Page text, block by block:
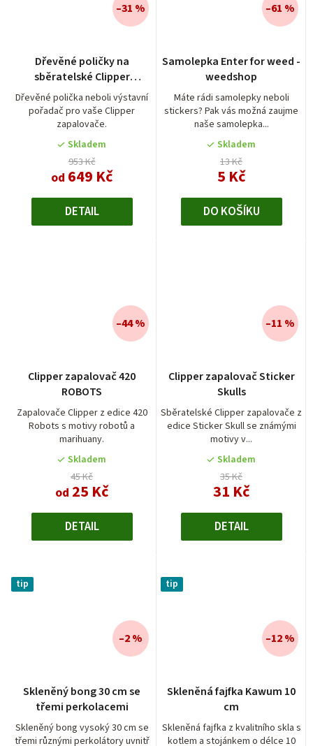
Dřevěné poličky na
sběratelské Clipper
zapalovače
Dřevěné polička neboli výstavní
pořadač pro vaše Clipper
zapalovače.
Skladem
953 Kč
od 649 Kč
–31 %
DETAIL
Samolepka Enter for weed -
weedshop
Máte rádi samolepky neboli
stickers? Pak vás možná zaujme
naše samolepka...
Skladem
13 Kč
5 Kč
–61 %
DO KOŠÍKU
Clipper zapalovač 420
ROBOTS
Zapalovače Clipper z edice 420
Robots s motivy robotů a
marihuany.
Skladem
45 Kč
od 25 Kč
–44 %
DETAIL
Clipper zapalovač Sticker
Skulls
Sběratelské Clipper zapalovače z
edice Sticker Skull se známými
motivy v...
Skladem
35 Kč
31 Kč
–11 %
DETAIL
tip
Skleněný bong 30 cm se
třemi perkolacemi
Skleněný bong vysoký 30 cm se
třemi různými perkolátory uvnitř
–2 %
tip
Skleněná fajfka Kawum 10
cm
Skleněná fajfka z kvalitního skla s
kotlem a stojánkem o délce 10
hodnocení
produktu
je
–12 %